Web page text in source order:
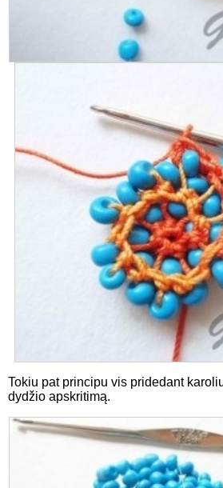
Tokiu pat principu vis pridedant
dydžio apskritimą.